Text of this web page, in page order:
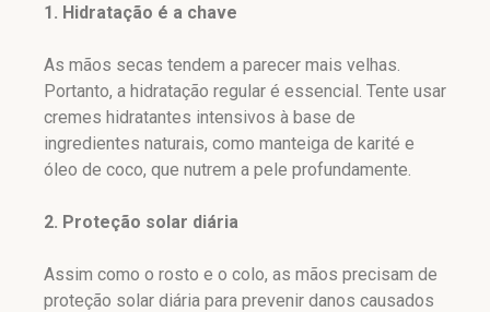
1. Hidratação é a chave
As mãos secas tendem a parecer mais velhas.
Portanto, a hidratação regular é essencial. Tente usar
cremes hidratantes intensivos à base de
ingredientes naturais, como manteiga de karité e
óleo de coco, que nutrem a pele profundamente.
2. Proteção solar diária
Assim como o rosto e o colo, as mãos precisam de
proteção solar diária para prevenir danos causados